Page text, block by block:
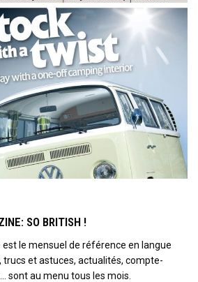
exclusive offers every week!
SIGN UP
to receive news and special offers.
SO BRITISH !
le mensuel de référence en langue
trucs et astuces, actualités, compte-
sont au menu tous les mois.